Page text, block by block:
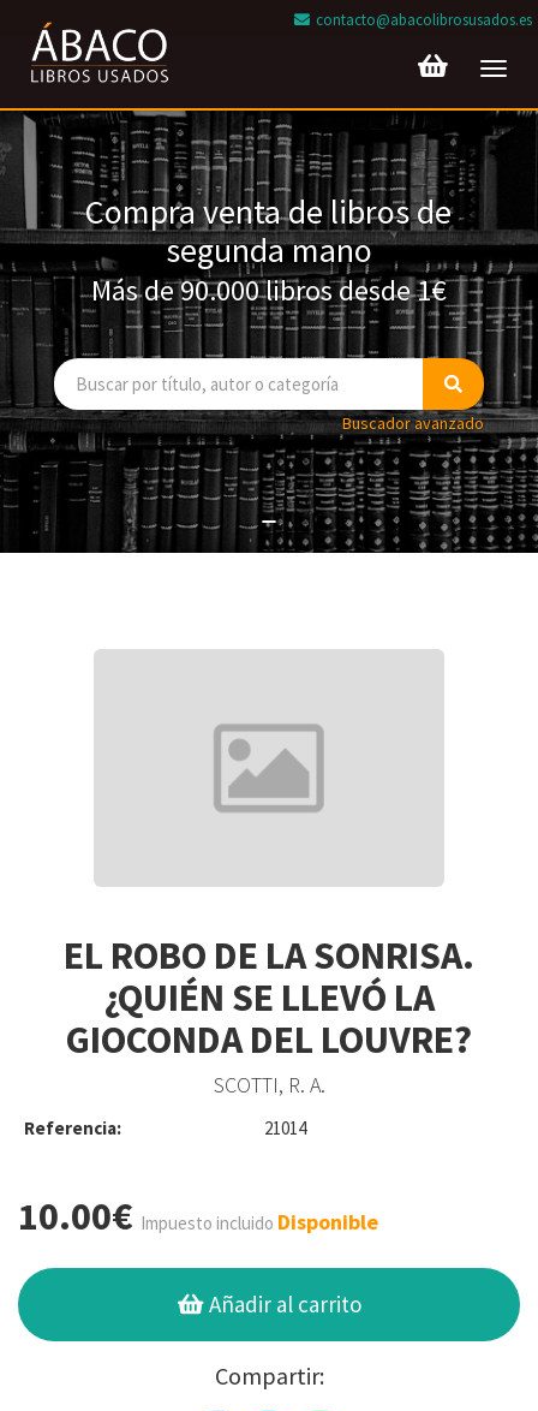
contacto@abacolibrosusados.es
Compra venta de libros de
segunda mano
Más de 90.000 libros desde 1€
Buscador avanzado
EL ROBO DE LA SONRISA.
¿QUIÉN SE LLEVÓ LA
GIOCONDA DEL LOUVRE?
SCOTTI, R. A.
Referencia: 21014
10.00€ Impuesto incluido Disponible
Añadir al carrito
Compartir: